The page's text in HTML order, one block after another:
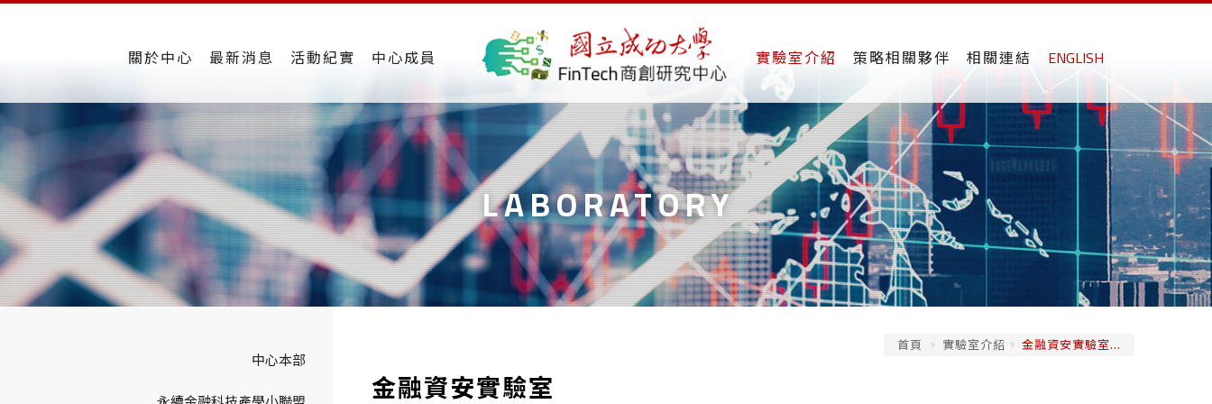
關於中心 最新消息 活動紀實 中心成員 實驗室介紹 策略相關夥伴 相關連結 ENGLISH
LABORATORY
首頁 實驗室介紹 金融資安實驗室...
金融資安實驗室
中心本部